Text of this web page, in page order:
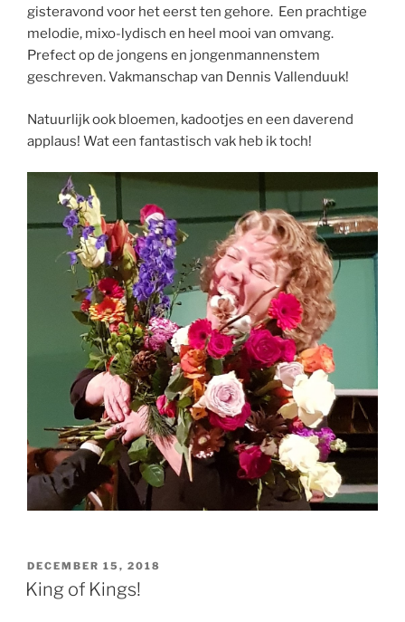
gisteravond voor het eerst ten gehore. Een prachtige
melodie, mixo-lydisch en heel mooi van omvang.
Prefect op de jongens en jongenmannenstem
geschreven. Vakmanschap van Dennis Vallenduuk!
Natuurlijk ook bloemen, kadootjes en een daverend
applaus! Wat een fantastisch vak heb ik toch!
GEPLAATST
OP
DECEMBER 15, 2018
King of Kings!